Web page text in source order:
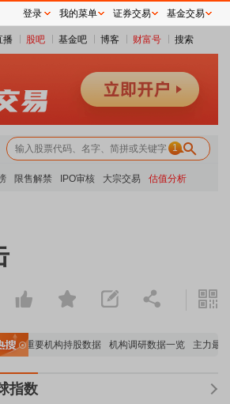
播 股吧 基金吧 博客 财富号 搜索
1
限售解禁 IPO审核 大宗交易 估值分析
重要机构持股数据 机构调研数据一览 主力最新动向
指数
登录 我的菜单 证券交易 基金交易